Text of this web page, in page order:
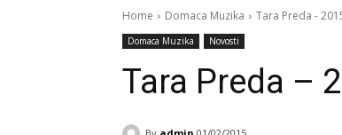
Home Domaca Muzika Tara Preda -
Domaca Muzika Novosti
Tara Preda –